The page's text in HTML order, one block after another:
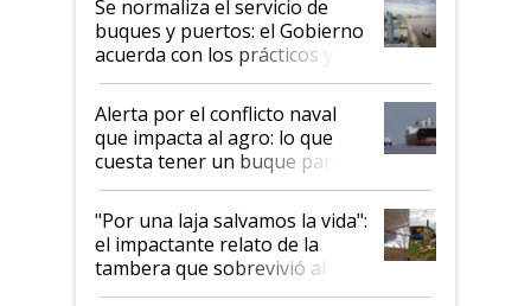
Se normaliza el servicio de
buques y puertos: el Gobierno
acuerda con los prácticos y
suspende el decreto de
desregulación
Alerta por el conflicto naval
que impacta al agro: lo que
cuesta tener un buque parado
y el peligro de que Argentina
pase a ser "país sucio"
"Por una laja salvamos la vida":
el impactante relato de la
tambera que sobrevivió al
tornado